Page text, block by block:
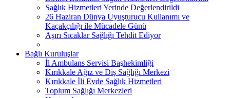
Sağlık Hizmetleri Yerinde Değerlendirildi
26 Haziran Dünya Uyuşturucu Kullanımı ve
Kaçakçılığı ile Mücadele Günü
Aşırı Sıcaklar Sağlığı Tehdit Ediyor
Bağlı Kuruluşlar
İl Ambulans Servisi Başhekimliği
Kırıkkale Ağız ve Diş Sağlığı Merkezi
Kırıkkale İli Evde Sağlık Hizmetleri
Toplum Sağlığı Merkezleri